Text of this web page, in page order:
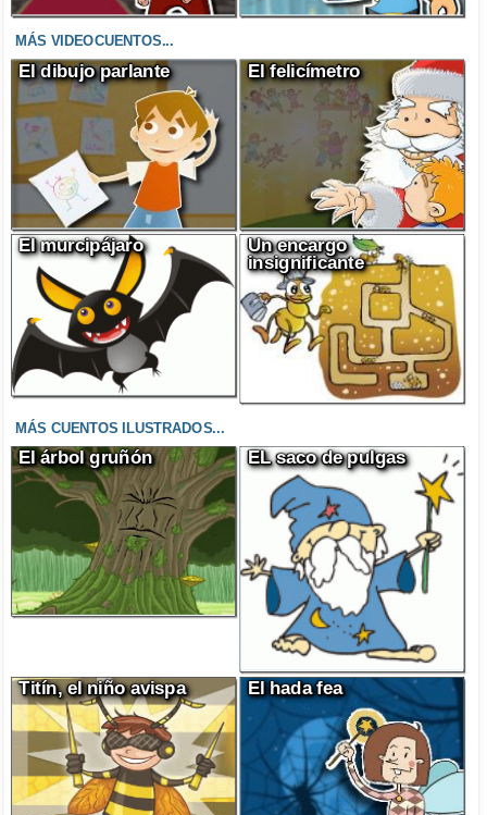
MÁS VIDEOCUENTOS...
El dibujo parlante El felicímetro
El murcipájaro
Un encargo
insignificante
MÁS CUENTOS ILUSTRADOS...
El árbol gruñón EL saco de pulgas
Titín, el niño avispa El hada fea